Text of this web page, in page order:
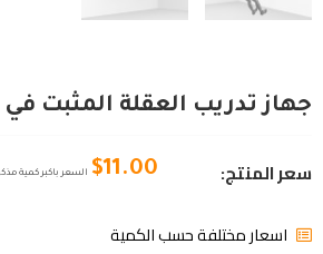
جهاز تدريب العقلة المثبت في
سعر المنتج: $11.00 السعر باكبر كمية
اسعار مختلفة حسب الكمية